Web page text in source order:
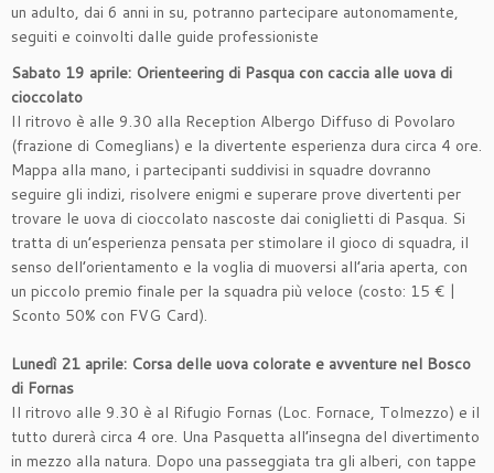
un adulto, dai 6 anni in su, potranno partecipare autonomamente,
seguiti e coinvolti dalle guide professioniste
Sabato 19 aprile: Orienteering di Pasqua con caccia alle uova di
cioccolato
Il ritrovo è alle 9.30 alla Reception Albergo Diffuso di Povolaro
(frazione di Comeglians) e la divertente esperienza dura circa 4 ore.
Mappa alla mano, i partecipanti suddivisi in squadre dovranno
seguire gli indizi, risolvere enigmi e superare prove divertenti per
trovare le uova di cioccolato nascoste dai coniglietti di Pasqua. Si
tratta di un’esperienza pensata per stimolare il gioco di squadra, il
senso dell’orientamento e la voglia di muoversi all’aria aperta, con
un piccolo premio finale per la squadra più veloce (costo: 15 € |
Sconto 50% con FVG Card).
Lunedì 21 aprile: Corsa delle uova colorate e avventure nel Bosco
di Fornas
Il ritrovo alle 9.30 è al Rifugio Fornas (Loc. Fornace, Tolmezzo) e il
tutto durerà circa 4 ore. Una Pasquetta all’insegna del divertimento
in mezzo alla natura. Dopo una passeggiata tra gli alberi, con tappe